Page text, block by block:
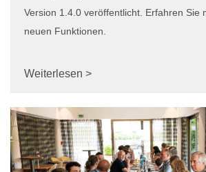
Version 1.4.0 veröffentlicht. Erfahren Sie
neuen Funktionen.
Weiterlesen >